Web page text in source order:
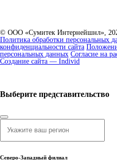
© ООО «Сумитек Интернейшнл»,
Политика обработки персональных
конфиденциальности сайта
персональных данных Согласие на
Создание сайта — Individ
Выберите представительство
Северо-Западный филиал